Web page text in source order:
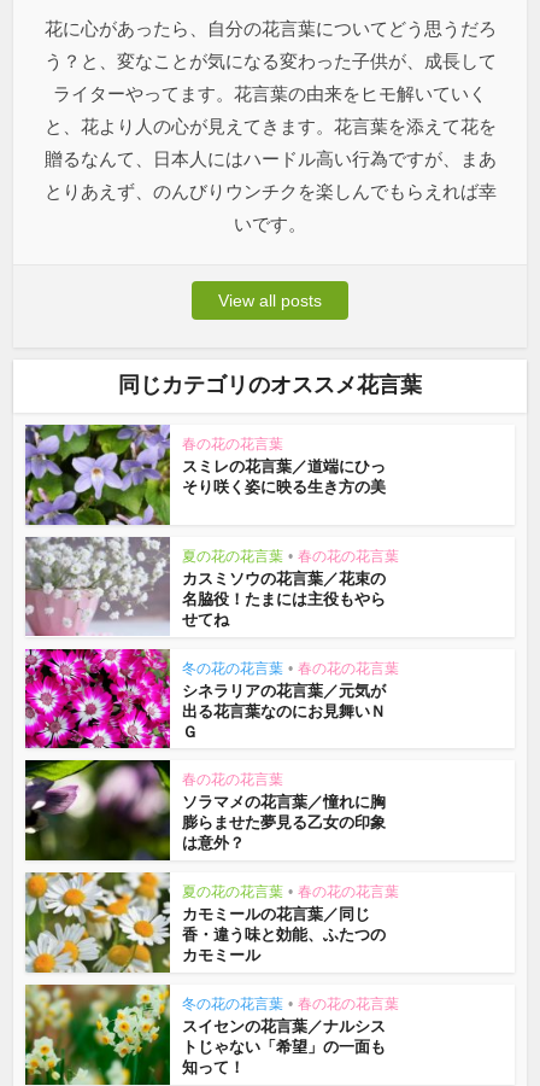
花に心があったら、自分の花言葉についてどう思うだろ
う？と、変なことが気になる変わった子供が、成長して
ライターやってます。花言葉の由来をヒモ解いていく
と、花より人の心が見えてきます。花言葉を添えて花を
贈るなんて、日本人にはハードル高い行為ですが、まあ
とりあえず、のんびりウンチクを楽しんでもらえれば幸
いです。
View all posts
同じカテゴリのオススメ花言葉
春の花の花言葉
スミレの花言葉／道端にひっ
そり咲く姿に映る生き方の美
夏の花の花言葉 • 春の花の花言葉
カスミソウの花言葉／花束の
名脇役！たまには主役もやら
せてね
冬の花の花言葉 • 春の花の花言葉
シネラリアの花言葉／元気が
出る花言葉なのにお見舞いＮ
Ｇ
春の花の花言葉
ソラマメの花言葉／憧れに胸
膨らませた夢見る乙女の印象
は意外？
夏の花の花言葉 • 春の花の花言葉
カモミールの花言葉／同じ
香・違う味と効能、ふたつの
カモミール
冬の花の花言葉 • 春の花の花言葉
スイセンの花言葉／ナルシス
トじゃない「希望」の一面も
知って！